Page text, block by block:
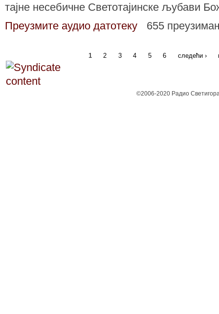
тајне несебичне Светотајинске љубави
Преузмите аудио датотеку
655
1 2 3 4 5 6 следећи ›
©2006-2020 Радио